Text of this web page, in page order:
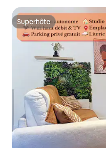
Superhôte
Superhôte